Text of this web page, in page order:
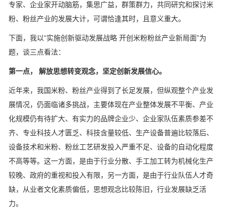
专家、企业家开动脑筋，集思广益，群策群力，共同研究和探讨米
粉、粉丝产业的发展大计，可谓恰逢其时，且意义重大。
下面，我以“实施创新驱动发展战略 开创米粉粉丝产业新局面”为
题，谈三点看法：
第一点， 解放思想转变观念，坚定创新发展信心。
近年来，我国米粉、粉丝产业得到了长足发展，但纵观整个产业发
展情况，仍面临诸多挑战，主要体现在产业整体发展不平衡、产业
化规模仍有待扩大、有实力的品牌企业少、企业家队伍素质参差不
齐、专业科技人才匮乏、科技含量较低、生产设备普遍比较落后、
设备技术和米粉、粉丝工艺研发投入严重不足、设备的自动化程度
不高等等。这一方面，是由于行业分散、手工加工转为机械化生产
较晚、政府的重视和投入有限，另一方面，是由于行业队伍人才奇
缺，从业者文化素质偏低，思想观念比较陈旧，行业发展缺乏活
力。